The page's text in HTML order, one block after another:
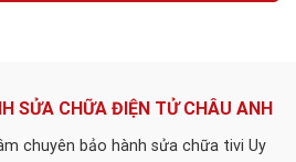
SỬA CHỮA ĐIỆN TỬ CHÂU ANH
chuyên bảo hành sửa chữa tivi Uy